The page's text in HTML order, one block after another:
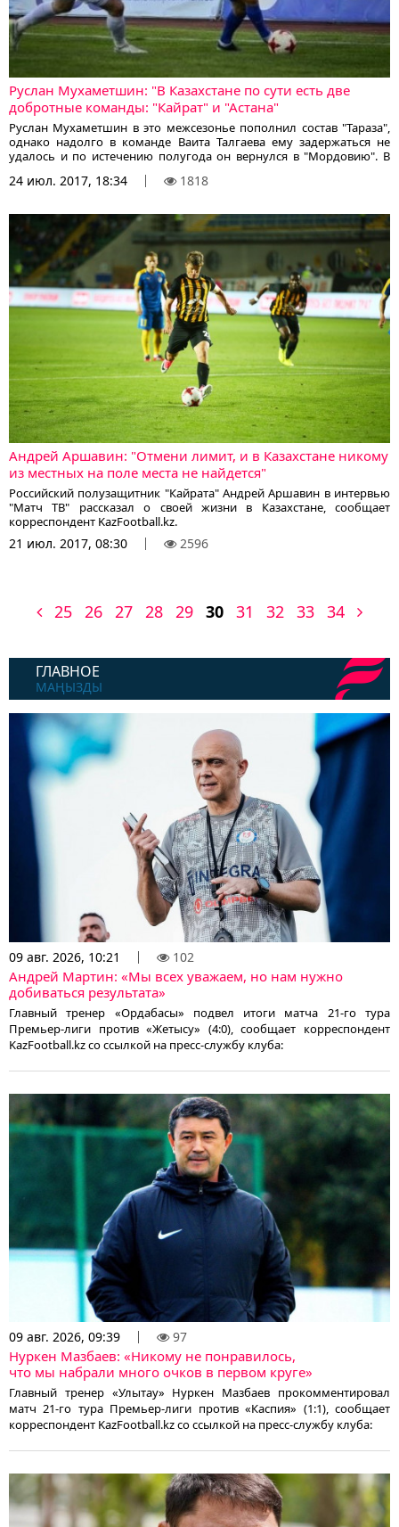
ГЛАВНОЕ
МАҢЫЗДЫ
09 авг. 2026, 10:21 102
Андрей Мартин: «Мы всех уважаем, но нам нужно
добиваться результата»
Главный тренер «Ордабасы» подвел итоги матча 21-го тура
Премьер-лиги против «Жетысу» (4:0), сообщает корреспондент
KazFootball.kz со ссылкой на пресс-службу клуба:
09 авг. 2026, 09:39 97
Нуркен Мазбаев: «Никому не понравилось,
что мы набрали много очков в первом круге»
Главный тренер «Улытау» Нуркен Мазбаев прокомментировал
матч 21-го тура Премьер-лиги против «Каспия» (1:1), сообщает
корреспондент KazFootball.kz со ссылкой на пресс-службу клуба:
Руслан Мухаметшин: "В Казахстане по сути есть две
добротные команды: "Кайрат" и "Астана"
Руслан Мухаметшин в это межсезонье пополнил состав "Тараза",
однако надолго в команде Ваита Талгаева ему задержаться не
удалось и по истечению полугода он вернулся в "Мордовию". В
от чемпионата Казахстана, сообщает корреспондент KazFootball.kz.
24 июл. 2017, 18:34 1818
Андрей Аршавин: "Отмени лимит, и в Казахстане никому
из местных на поле места не найдется"
Российский полузащитник "Кайрата" Андрей Аршавин в интервью
"Матч ТВ" рассказал о своей жизни в Казахстане, сообщает
корреспондент KazFootball.kz.
21 июл. 2017, 08:30 2596
25 26 27 28 29 30 31 32 33 34